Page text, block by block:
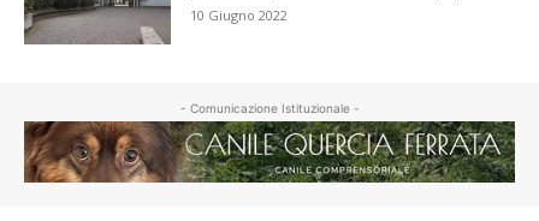
10 Giugno 2022
- Comunicazione Istituzionale -